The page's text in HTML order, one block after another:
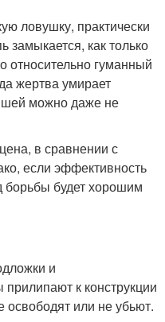
ловушку, практически
замыкается, как только
относительно гуманный
жертва умирает
можно даже не
в сравнении с
если эффективность
борьбы будет хорошим
и
к конструкции
освободят или не убьют.